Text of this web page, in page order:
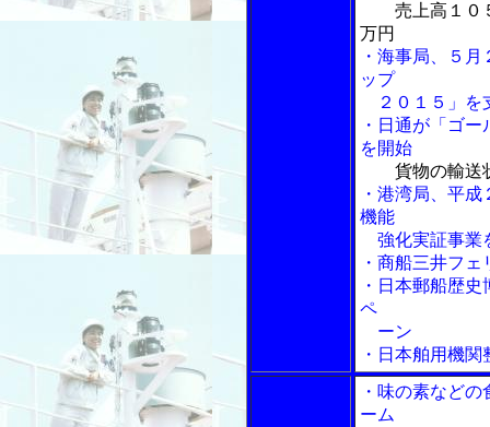
売上高１０
万円
・海事局、５
ップ
２０１５」を
・日通が「ゴ
を開始
貨物の輸送
・港湾局、平
機能
強化実証事業
・商船三井フ
・日本郵船歴
ペ
ーン
・日本舶用機
・味の素など
ーム